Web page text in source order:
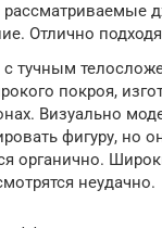
Отлично
тучным
покроя,
Визуально
фигуру, но
органично.
неудачно.